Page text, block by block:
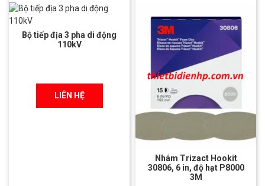
Bộ tiếp địa 3 pha di động
110kV
LIÊN HỆ
Nhám Trizact Hookit
30806, 6 in, độ hạt P8000
3M